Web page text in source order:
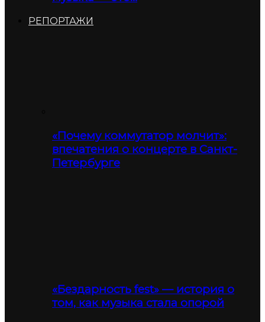
РЕПОРТАЖИ
«Почему коммутатор молчит»:
впечатения о концерте в Санкт-
Петербурге
«Бездарность fest» — история о
том, как музыка стала опорой